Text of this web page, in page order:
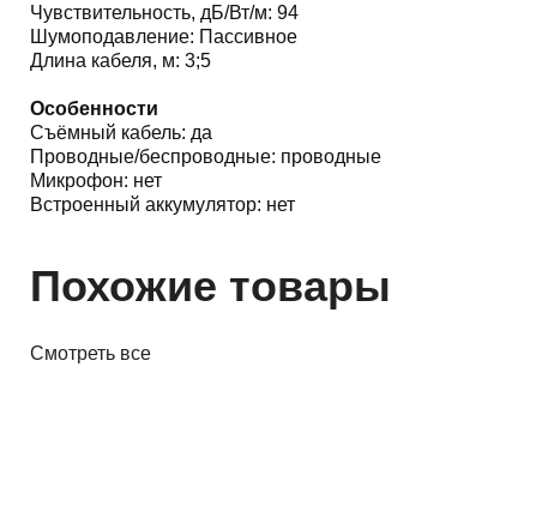
Чувствительность, дБ/Вт/м: 94
Шумоподавление: Пассивное
Длина кабеля, м: 3;5
Особенности
Съёмный кабель: да
Проводные/беспроводные: проводные
Микрофон: нет
Встроенный аккумулятор: нет
Похожие товары
Смотреть все